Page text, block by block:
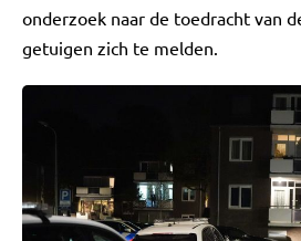
onderzoek naar de toedracht van
getuigen zich te melden.